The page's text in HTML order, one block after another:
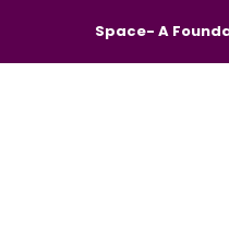
Space- A